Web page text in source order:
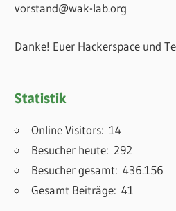
vorstand@wak-lab.org
Danke! Euer Hackerspace und
Statistik
Online Visitors:14
Besucher heute: 292
Besucher gesamt:436.156
Gesamt Beiträge:41